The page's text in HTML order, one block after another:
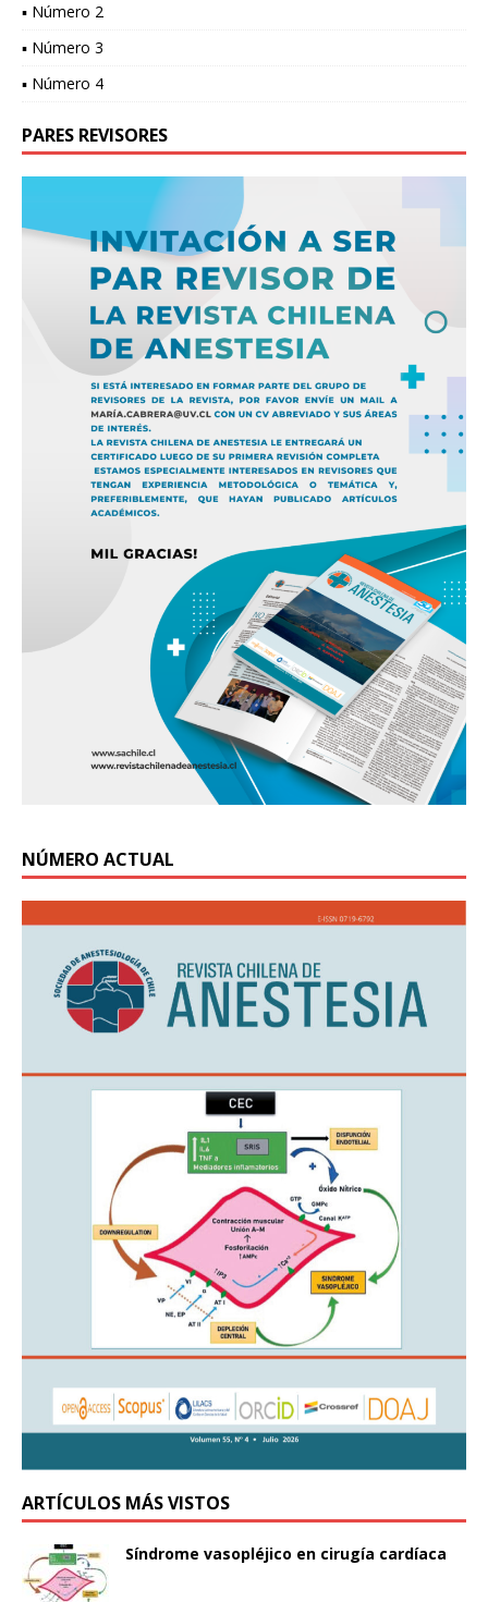
▪ Número 2
▪ Número 3
▪ Número 4
PARES REVISORES
NÚMERO ACTUAL
ARTÍCULOS MÁS VISTOS
Síndrome vasopléjico en cirugía cardíaca